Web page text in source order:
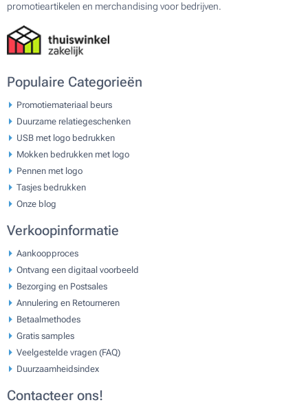
promotieartikelen en merchandising voor bedrijven.
Populaire Categorieën
Promotiemateriaal beurs
Duurzame relatiegeschenken
USB met logo bedrukken
Mokken bedrukken met logo
Pennen met logo
Tasjes bedrukken
Onze blog
Verkoopinformatie
Aankoopproces
Ontvang een digitaal voorbeeld
Bezorging en Postsales
Annulering en Retourneren
Betaalmethodes
Gratis samples
Veelgestelde vragen (FAQ)
Duurzaamheidsindex
Contacteer ons!